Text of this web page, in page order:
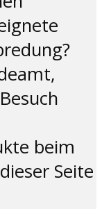
beim
Seite